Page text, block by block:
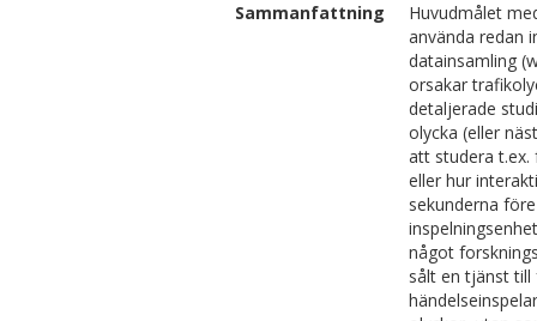
Sammanfattning
Huvudmålet
använda redan
datainsamling
orsakar
detaljerade
olycka (eller
att studera t.ex.
eller hur
sekunderna
något
sålt en tjänst